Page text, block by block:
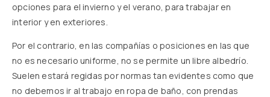
opciones para el invierno y el verano, para trabajar en
interior y en exteriores.
Por el contrario, en las compañías o posiciones en las que
no es necesario uniforme, no se permite un libre albedrío.
Suelen estará regidas por normas tan evidentes como que
no debemos ir al trabajo en ropa de baño, con prendas